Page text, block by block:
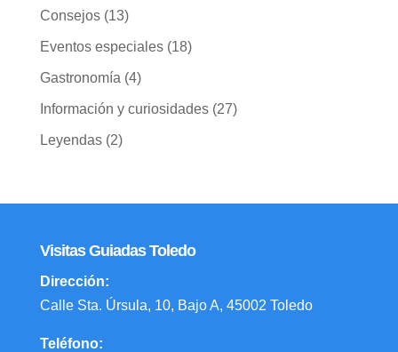
Consejos(13)
Eventos especiales(18)
Gastronomía (4)
Información y curiosidades(27)
Leyendas(2)
Visitas Guiadas Toledo
Dirección:
Calle Sta. Úrsula, 10, Bajo A, 45002 Toledo
Teléfono: